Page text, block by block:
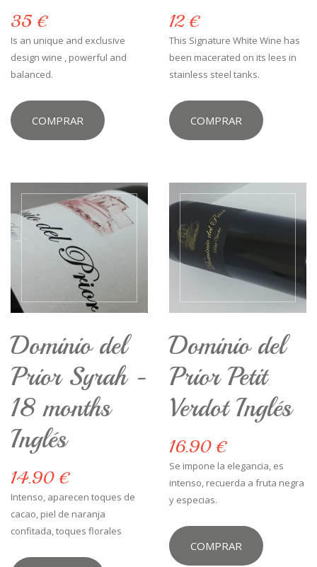
35 €
Is an unique and exclusive
design wine , powerful and
balanced.
COMPRAR
12 €
This Signature White Wine has
been macerated on its lees in
stainless steel tanks.
COMPRAR
Dominio del
Prior Syrah -
18 months
Inglés
14.90 €
Intenso, aparecen toques de
cacao, piel de naranja
confitada, toques florales
Dominio del
Prior Petit
Verdot Inglés
16.90 €
Se impone la elegancia, es
intenso, recuerda a fruta negra
y especias.
COMPRAR